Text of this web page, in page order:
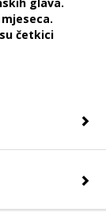
glava.
četkici